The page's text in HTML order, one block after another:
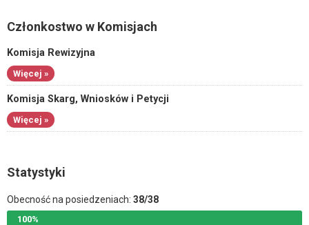
Członkostwo w Komisjach
Komisja Rewizyjna
Więcej »
Komisja Skarg, Wniosków i Petycji
Więcej »
Statystyki
Obecność na posiedzeniach: 38/38
100%